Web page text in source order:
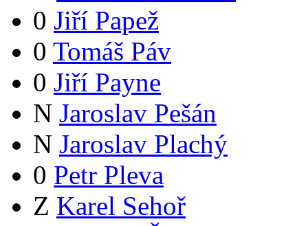
0 Jiří Papež
0 Tomáš Páv
0 Jiří Payne
N Jaroslav Pešán
N Jaroslav Plachý
0 Petr Pleva
Z Karel Sehoř